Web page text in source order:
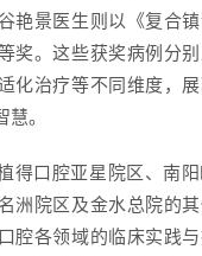
艳景医生则以《复合
奖。这些获奖病例分
化治疗等不同维度，
慧。
得口腔亚星院区、南
洲院区及金水总院的
腔各领域的临床实践